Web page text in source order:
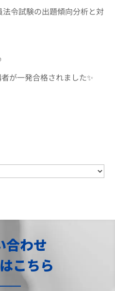
令試験の出題傾向分析と対
が一発合格されました✨
合わせ
こちら